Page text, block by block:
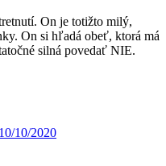
On je totižto milý,
On si hľadá obeť, ktorá má
silná povedať NIE.
10/10/2020